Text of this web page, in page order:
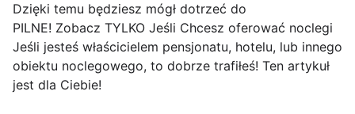
Dzięki temu będziesz mógł dotrzeć do
PILNE! Zobacz TYLKO Jeśli Chcesz oferować noclegi
Jeśli jesteś właścicielem pensjonatu, hotelu, lub innego
obiektu noclegowego, to dobrze trafiłeś! Ten artykuł
jest dla Ciebie!